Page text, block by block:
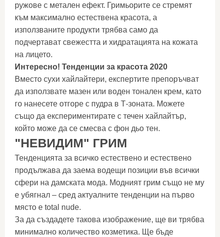
ружове с метален ефект. Гримьорите се стремят
към максимално естествена красота, а
използваните продукти трябва само да
подчертават свежестта и хидратацията на кожата
на лицето.
Интересно! Тенденции за красота 2020
Вместо сухи хайлайтери, експертите препоръчват
да използвате мазен или воден тонален крем, като
го нанесете отгоре с пудра в Т-зоната. Можете
също да експериментирате с течен хайлайтър,
който може да се смесва с фон дьо тен.
"НЕВИДИМ" ГРИМ
Тенденцията за всичко естествено и естествено
продължава да заема водещи позиции във всички
сфери на дамската мода. Модният грим също не му
е убягнал – сред актуалните тенденции на първо
място е total nude.
За да създадете такова изображение, ще ви трябва
минимално количество козметика. Ще бъде